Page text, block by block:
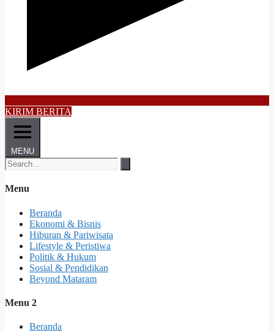
KIRIM BERITA
MENU
Menu
Beranda
Ekonomi & Bisnis
Hiburan & Pariwisata
Lifestyle & Peristiwa
Politik & Hukum
Sosial & Pendidikan
Beyond Mataram
Menu 2
Beranda